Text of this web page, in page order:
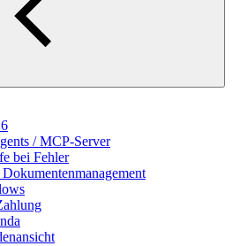
/ MCP-Server
bei Fehler